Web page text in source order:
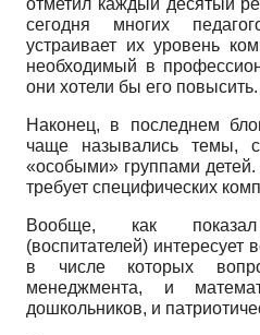
отметил каждый десятый
сегодня многих
устраивает их уровень
необходимый в
они хотели бы его повысить.
Наконец, в последнем
чаще назывались темы,
«особыми» группами
требует специфических
Вообще, как
(воспитателей) интересует
в числе которых
менеджмента, и
дошкольников, и